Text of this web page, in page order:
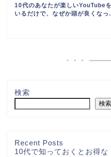
10代のあなたが楽しいYouTube
いるだけで、なぜか頭が良くなっ
検索
検索
Recent Posts
10代で知っておくとお得な